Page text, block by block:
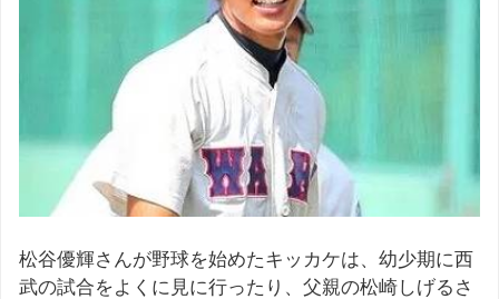
松谷優輝さんが野球を始めたキッカケは、幼少期に西
武の試合をよくに見に行ったり、父親の松崎しげるさ